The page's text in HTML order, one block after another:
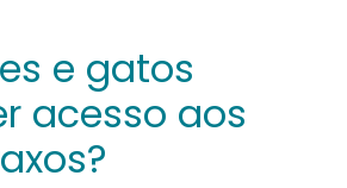
e gatos
acesso aos